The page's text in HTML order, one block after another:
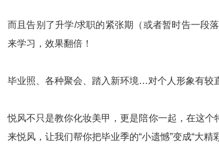
而且告别了升学/求职的紧张期（或者暂时告一段
来学习，效果翻倍！
毕业照、各种聚会、踏入新环境…对个人形象有较
悦风不只是教你化妆美甲，更是陪你一起，在这
来悦风，让我们帮你把毕业季的“小遗憾”变成“大精彩